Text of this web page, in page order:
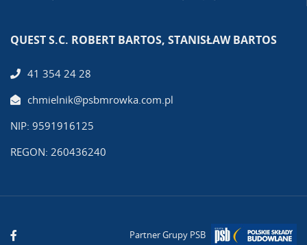
QUEST S.C. ROBERT BARTOS, STANISŁAW BARTOS
41 354 24 28
chmielnik@psbmrowka.com.pl
NIP: 9591916125
REGON: 260436240
Partner Grupy PSB